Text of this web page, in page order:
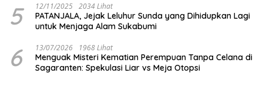
5 12/11/2025 2034 Lihat
PATANJALA, Jejak Leluhur Sunda yang Dihidupkan Lagi
untuk Menjaga Alam Sukabumi
6 13/07/2026 1968 Lihat
Menguak Misteri Kematian Perempuan Tanpa Celana di
Sagaranten: Spekulasi Liar vs Meja Otopsi